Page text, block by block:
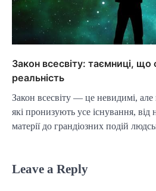
Закон всесвіту: таємниці,
реальність
Закон всесвіту — це невидимі,
які пронизують усе існування,
матерії до грандіозних подій
Leave a Reply